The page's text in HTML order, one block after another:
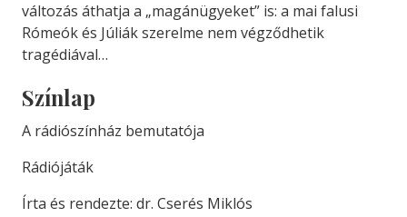
változás áthatja a „magánügyeket” is: a mai falusi
Rómeók és Júliák szerelme nem végződhetik
tragédiával…
Színlap
A rádiószínház bemutatója
Rádiójáták
Írta és rendezte: dr. Cserés Miklós